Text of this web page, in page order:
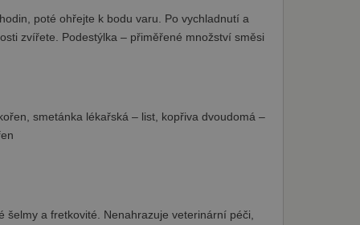
poté ohřejte k bodu varu. Po vychladnutí a
zvířete. Podestýlka – přiměřené množství směsi
smetánka lékařská – list, kopřiva dvoudomá –
a fretkovité. Nenahrazuje veterinární péči,
předvoleb
cookie Cookie-